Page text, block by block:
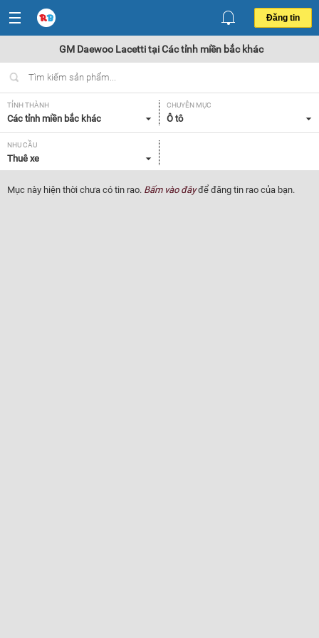
Đăng tin
GM Daewoo Lacetti tại Các tỉnh miền bắc khác
TỈNH THÀNH
Các tỉnh miền bắc khác
CHUYÊN MỤC
Ô tô
NHU CẦU
Thuê xe
Mục này hiện thời chưa có tin rao. Bấm vào đâyđể đăng tin rao của bạn.